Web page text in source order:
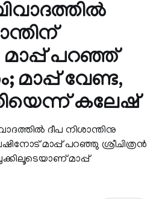
മാപ്പ് പറഞ്ഞ്
മാപ്പ് വേണ്ട,
കലേഷ്
ദീപ നിശാന്തിനു
മാപ്പ് പറഞ്ഞു ശ്രീചിത്രന്‍
മാപ്പ്